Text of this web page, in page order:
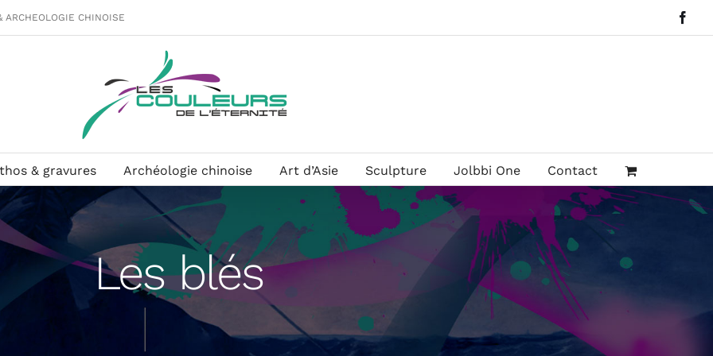
ARCHEOLOGIE CHINOISE
& gravures Archéologie chinoise Art d’Asie Sculpture Jolbbi One Contact
Les blés